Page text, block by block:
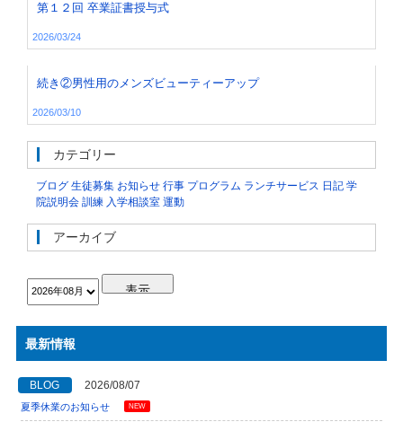
第１２回 卒業証書授与式
2026/03/24
続き②男性用のメンズビューティーアップ
2026/03/10
カテゴリー
ブログ 生徒募集 お知らせ 行事 プログラム ランチサービス 日記 学
院説明会 訓練 入学相談室 運動
アーカイブ
最新情報
BLOG 2026/08/07
夏季休業のお知らせ NEW